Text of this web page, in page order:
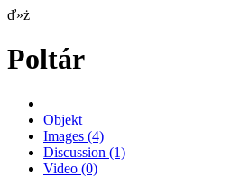
ď»ż
Poltár
Objekt
Images (4)
Discussion (1)
Video (0)